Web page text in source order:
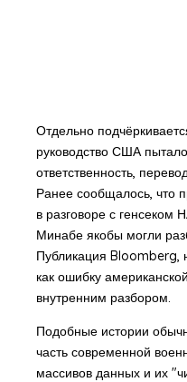
Отдельно
руководство США
ответственность,
Ранее сообщалось, что
в разговоре с генсеком
Минабе якобы могли
Публикация Bloomberg,
как ошибку
внутренним разбором.
Подобные истории
часть современной
массивов данных и их